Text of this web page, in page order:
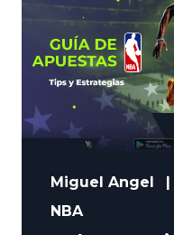
Contenido:
prolongar su
se coronó MVP
Miguel Angel
NBA